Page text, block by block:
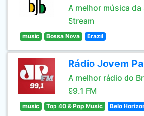
A melhor música da
Stream
music Bossa Nova Brazil
Rádio Jovem
A melhor rádio do
99.1 FM
music Top 40 & Pop Music Belo